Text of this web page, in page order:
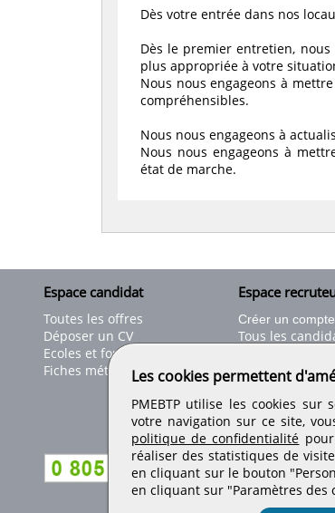
Dès votre entrée dans nos
Dès le premier entretien,
plus appropriée à votre
Nous nous engageons à
compréhensibles.
Nous nous engageons à
Nous nous engageons à
état de marche.
Espace candidat
Toutes les offres
Déposer un CV
Ecoles et formations
Fiches métiers
Espace
Créer un compte
Tous les
Déposer une
Nos tarifs
Les cookies permettent
PMEBTP utilise les cookies sur
votre navigation sur ce site,
politique de confidentialité
réaliser des statistiques de
en cliquant sur le bouton
en cliquant sur "Paramètres des